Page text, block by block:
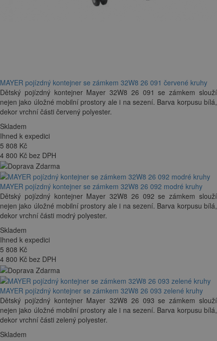
MAYER pojízdný kontejner se zámkem 32W8 26 091 červené kruhy
Dětský pojízdný kontejner Mayer 32W8 26 091 se zámkem slouží
nejen jako úložné mobilní prostory ale i na sezení. Barva korpusu bílá,
dekor vrchní části červený polyester.
Skladem
Ihned k expedici
5 808 Kč
4 800 Kč bez DPH
MAYER pojízdný kontejner se zámkem 32W8 26 092 modré kruhy
Dětský pojízdný kontejner Mayer 32W8 26 092 se zámkem slouží
nejen jako úložné mobilní prostory ale i na sezení. Barva korpusu bílá,
dekor vrchní části modrý polyester.
Skladem
Ihned k expedici
5 808 Kč
4 800 Kč bez DPH
MAYER pojízdný kontejner se zámkem 32W8 26 093 zelené kruhy
Dětský pojízdný kontejner Mayer 32W8 26 093 se zámkem slouží
nejen jako úložné mobilní prostory ale i na sezení. Barva korpusu bílá,
dekor vrchní části zelený polyester.
Skladem